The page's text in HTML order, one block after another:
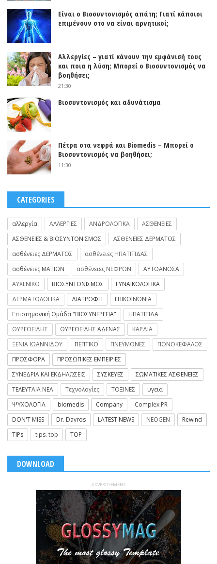
Είναι ο Βιοσυντονισμός απάτη; Γιατί κάποιοι
επιμένουν στο να είναι αρνητικοί;
Αλλεργίες – γιατί κάνουν την εμφάνισή τους
και ποια η λύση; Μπορεί ο Βιοσυντονισμός να
βοηθήσει;
21:30
Βιοσυντονισμός και αδυνάτισμα
Πέτρα στα νεφρά και Biomedis – Μπορεί ο
Βιοσυντονισμός να βοηθήσει;
11:30
CATEGORIES
αλλεργία ΑΛΛΕΡΓΙΕΣ ΑΝΔΡΟΛΟΓΙΚΑ
ΑΣΘΕΝΕΙΕΣ
ΑΣΘΕΝΕΙΕΣ & ΒΙΟΣΥΝΤΟΝΙΣΜΟΣ
ΑΣΘΕΝΕΙΕΣ ΔΕΡΜΑΤΟΣ
ασθένειες ΔΕΡΜΑΤΟΣ
ασθένειες ΗΠΑΤΙΤΙΔΑΣ
ασθένειες ΜΑΤΙΩΝ
ασθένειες ΝΕΦΡΩΝ
ΑΥΤΟΑΝΟΣΑ
ΑΥΧΕΝΙΚΟ
ΒΙΟΣΥΝΤΟΝΙΣΜΟΣ
ΓΥΝΑΙΚΟΛΟΓΙΚΑ
ΔΕΡΜΑΤΟΛΟΓΙΚΑ
ΔΙΑΤΡΟΦΗ
ΕΠΙΚΟΙΝΩΝΙΑ
Επιστημονική Ομάδα "ΒΙΟΣΥΝΕΡΓΕΙΑ"
ΗΠΑΤΙΤΙΔΑ
ΘΥΡΕΟΕΙΔΗΣ
ΘΥΡΕΟΕΙΔΗΣ ΑΔΕΝΑΣ
ΚΑΡΔΙΑ
ΞΕΝΙΑ ΙΩΑΝΝΙΔΟΥ
ΠΕΠΤΙΚΟ ΠΝΕΥΜΟΝΕΣ
ΠΟΝΟΚΕΦΑΛΟΣ
ΠΡΟΣΦΟΡΑ
ΠΡΟΣΩΠΙΚΕΣ ΕΜΠΕΙΡΙΕΣ
ΣΥΝΕΔΡΙΑ ΚΑΙ ΕΚΔΗΛΩΣΕΙΣ
ΣΥΣΚΕΥΕΣ
ΣΩΜΑΤΙΚΕΣ ΑΣΘΕΝΕΙΕΣ
ΤΕΛΕΥΤΑΙΑ ΝΕΑ
Τεχνολογίες ΤΟΞΙΝΕΣ
υγεια
ΨΥΧΟΛΟΓΙΑ
biomedis Company
Complex PR
DON'T MISS
Dr. Davros LATEST NEWS NEOGEN
Rewind
TIPs
tips. top TOP
DOWNLOAD
- ADVERTISEMENT -